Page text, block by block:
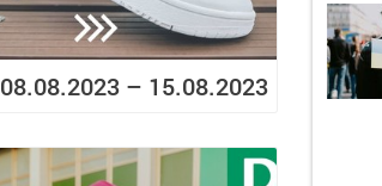
08.08.2023 – 15.08.2023